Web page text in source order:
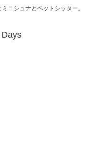
ニシュナとペットシッター。